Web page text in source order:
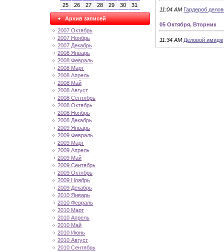
25
26 27 28 29 30 31
Архив записей
2007 Октябрь
2007 Ноябрь
2007 Декабрь
2008 Январь
2008 Февраль
2008 Март
2008 Апрель
2008 Май
2008 Август
2008 Сентябрь
2008 Октябрь
2008 Ноябрь
2008 Декабрь
2009 Январь
2009 Февраль
2009 Март
2009 Апрель
2009 Май
2009 Сентябрь
2009 Октябрь
2009 Ноябрь
2009 Декабрь
2010 Январь
2010 Февраль
2010 Март
2010 Апрель
2010 Май
2010 Июнь
2010 Август
2010 Сентябрь
11:04 AM Гардероб
05 Октября, Вторник
11:34 AM Деловой имидж